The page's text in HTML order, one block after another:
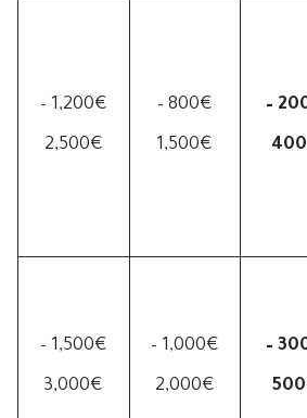
200€ –
800€ –
1,500€
1,200€ –
2,500€
300€ –
1,000€ –
2,000€
1,500€ –
3,000€